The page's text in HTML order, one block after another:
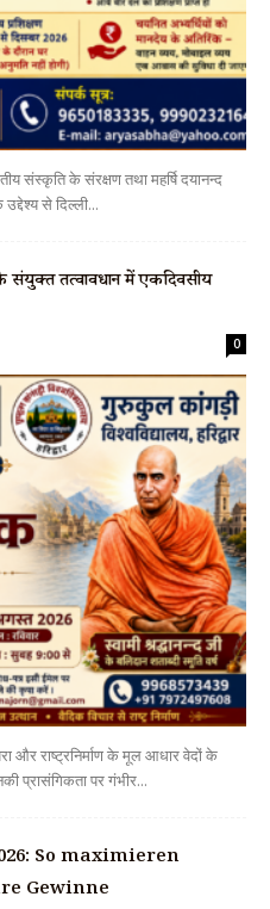
संस्कृति के संरक्षण तथा महर्षि दयानन्द
से दिल्ली...
के संयुक्त तत्वावधान में एकदिवसीय
0
और राष्ट्रनिर्माण के मूल आधार वेदों के
प्रासंगिकता पर गंभीर...
So maximieren
Gewinne